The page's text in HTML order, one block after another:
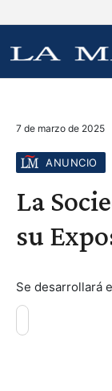
7 de marzo de 2025
ANUNCIO
La
su
Se desarrollará